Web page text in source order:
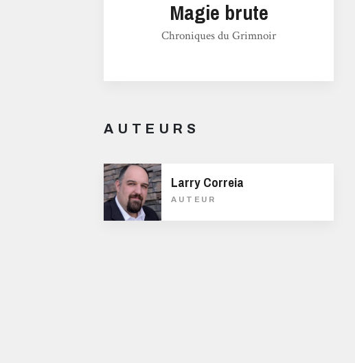
Magie brute
Chroniques du Grimnoir
AUTEURS
Larry Correia
AUTEUR